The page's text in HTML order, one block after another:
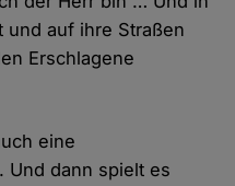
und auf ihre Straßen
Erschlagene
eine
Und dann spielt es